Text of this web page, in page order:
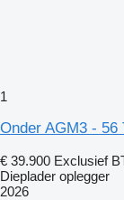
1
Onder AGM3 -
€ 39.900 Exclusief
Dieplader oplegger
2026